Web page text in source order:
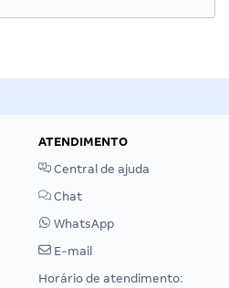
ATENDIMENTO
Central de ajuda
Chat
WhatsApp
E-mail
Horário de atendimento: